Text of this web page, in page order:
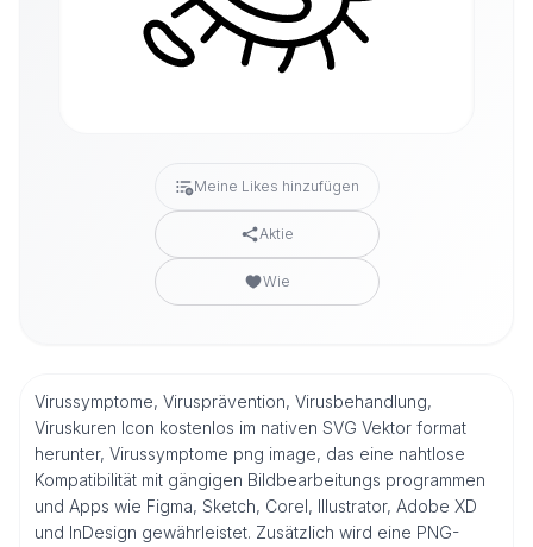
Meine Likes hinzufügen
Aktie
Wie
Virussymptome, Virusprävention, Virusbehandlung,
Viruskuren Icon kostenlos im nativen SVG Vektor format
herunter, Virussymptome png image, das eine nahtlose
Kompatibilität mit gängigen Bildbearbeitungs programmen
und Apps wie Figma, Sketch, Corel, Illustrator, Adobe XD
und InDesign gewährleistet. Zusätzlich wird eine PNG-